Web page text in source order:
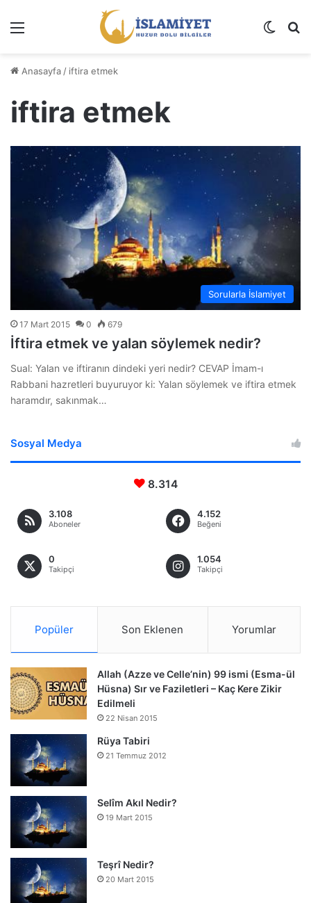
Dış
Anasayfa / iftira etmek
iftira etmek
Sorularla İslamiyet
17 Mart 2015 0 679
İftira etmek ve yalan söylemek nedir?
Sual: Yalan ve iftiranın dindeki yeri nedir? CEVAP İmam-ı
Rabbani hazretleri buyuruyor ki: Yalan söylemek ve iftira etmek
haramdır, sakınmak…
Sosyal Medya
8.314
3.108
Aboneler
4.152
Beğeni
0
Takipçi
1.054
Takipçi
Popüler Son Eklenen Yorumlar
Allah (Azze ve Celle’nin) 99 ismi (Esma-ül
Hüsna) Sır ve Faziletleri – Kaç Kere Zikir
Edilmeli
22 Nisan 2015
Rüya Tabiri
21 Temmuz 2012
Selîm Akıl Nedir?
19 Mart 2015
Teşrî Nedir?
20 Mart 2015